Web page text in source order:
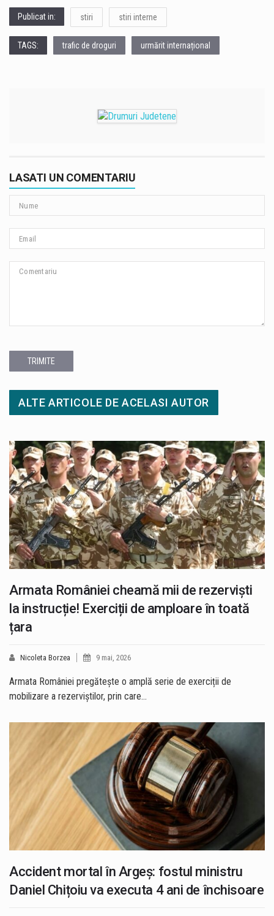
Publicat in: stiri stiri interne
TAGS: trafic de droguri urmărit internațional
LASATI UN COMENTARIU
TRIMITE
ALTE ARTICOLE DE ACELASI AUTOR
Armata României cheamă mii de rezerviști
la instrucție! Exerciții de amploare în toată
țara
Nicoleta Borzea 9 mai, 2026
Armata României pregătește o amplă serie de exerciții de
mobilizare a rezerviștilor, prin care…
Accident mortal în Argeș: fostul ministru
Daniel Chițoiu va executa 4 ani de închisoare